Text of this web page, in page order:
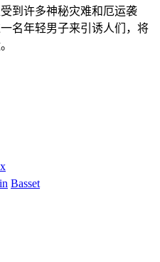
到许多神秘灾难和厄运袭
名年轻男子来引诱人们，将
Basset